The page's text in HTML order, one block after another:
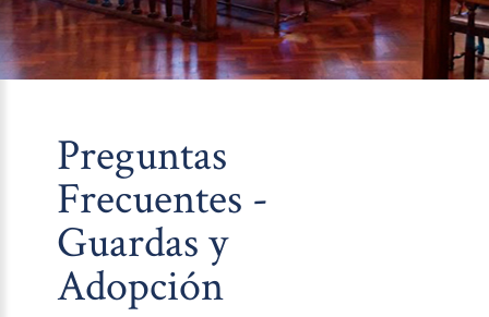
Preguntas
Frecuentes -
Guardas y
Adopción